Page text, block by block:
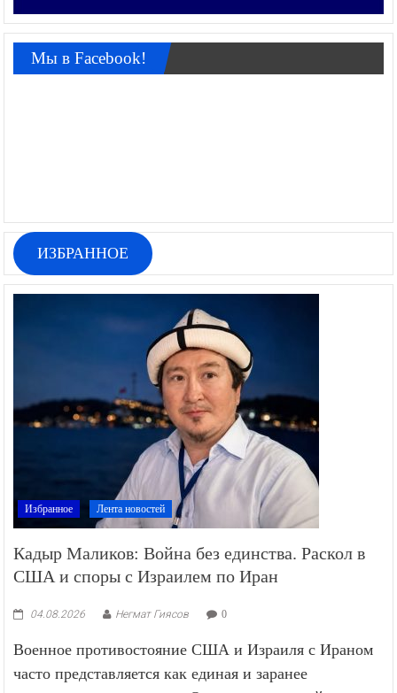
Мы в Facebook!
ИЗБРАННОЕ
Избранное Лента новостей
Кадыр Маликов: Война без единства. Раскол в
США и споры с Израилем по Иран
04.08.2026 Негмат Гиясов 0
Военное противостояние США и Израиля с Ираном
часто представляется как единая и заранее